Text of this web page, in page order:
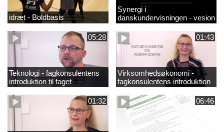
idræt - Boldbasis
Synergi i
danskundervisningen - vesion
2
05:28
Teknologi - fagkonsulentens
introduktion til faget
01:43
Virksomhedsøkonomi -
fagkonsulentens introduktion
til faget
01:32
06:46